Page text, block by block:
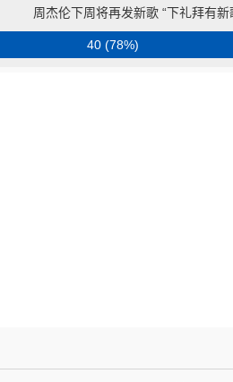
周杰伦下周将再发新歌 “下礼拜有新
40 (78%)